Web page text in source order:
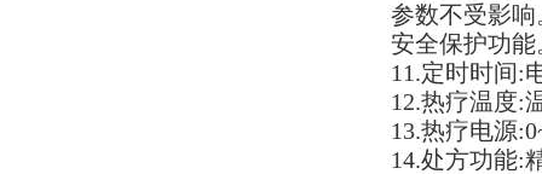
参数不受影
安全保护功能
11.定时时间:
12.热疗温度:
13.热疗电源
14.处方功能: